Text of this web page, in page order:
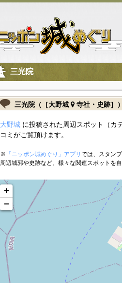
三光院
三光院（［大野城 寺社・史跡］）
大野城に投稿された周辺スポット（カ
コミがご覧頂けます。
※ 「ニッポン城めぐり」アプリ では、スタン
周辺城郭や史跡など、様々な関連スポットを自
+
−